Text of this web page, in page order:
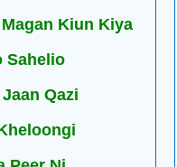
Kiun Kiya
Sahelio
Qazi